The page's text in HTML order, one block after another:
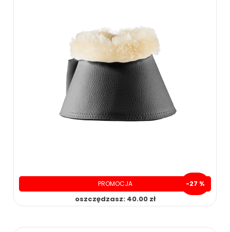
PROMOCJA -27 %
oszczędzasz: 40.00 zł